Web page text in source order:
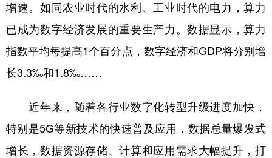
增速。如同农业时代的水利、工业时代的电力，算力
已成为数字经济发展的重要生产力。数据显示，算力
指数平均每提高1个百分点，数字经济和GDP将分别增
长3.3‰和1.8‰……
近年来，随着各行业数字化转型升级进度加快，
特别是5G等新技术的快速普及应用，数据总量爆发式
增长，数据资源存储、计算和应用需求大幅提升，打